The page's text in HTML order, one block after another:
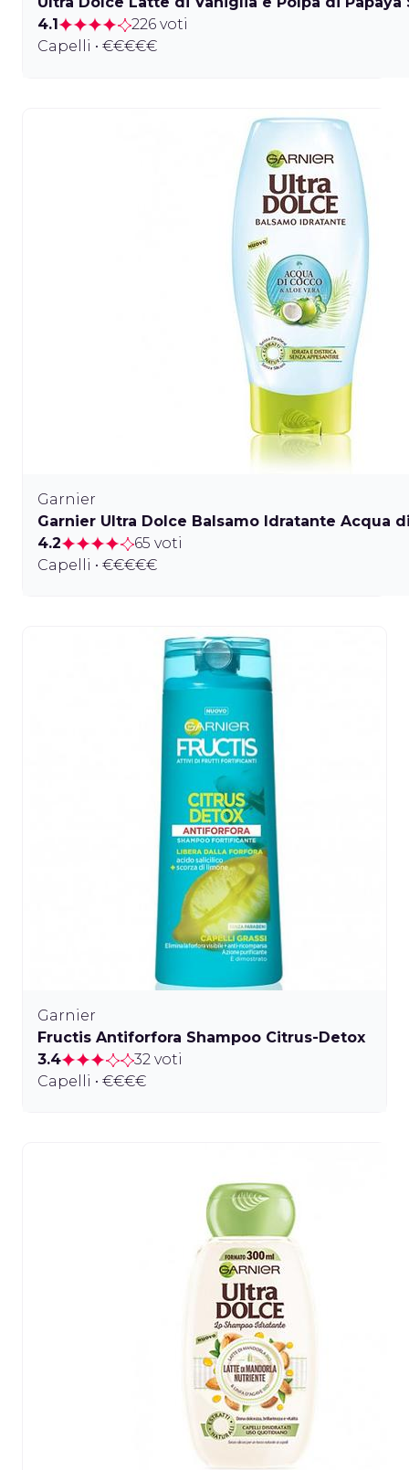
4.1
226 voti
Capelli • €€€€€
Garnier
Garnier Ultra Dolce Balsamo Idratante Acqua
4.2
65 voti
Capelli • €€€€€
Garnier
Fructis Antiforfora Shampoo Citrus-Detox
3.4
32 voti
Capelli • €€€€